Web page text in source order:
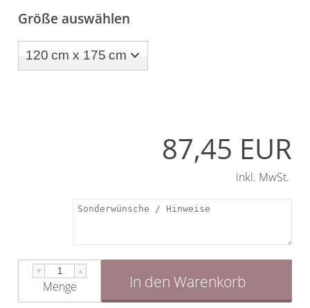
Stoffe
Panneaux
Größe auswählen
87,45 EUR
inkl. MwSt.
▼ ▲
Menge In den Warenkorb